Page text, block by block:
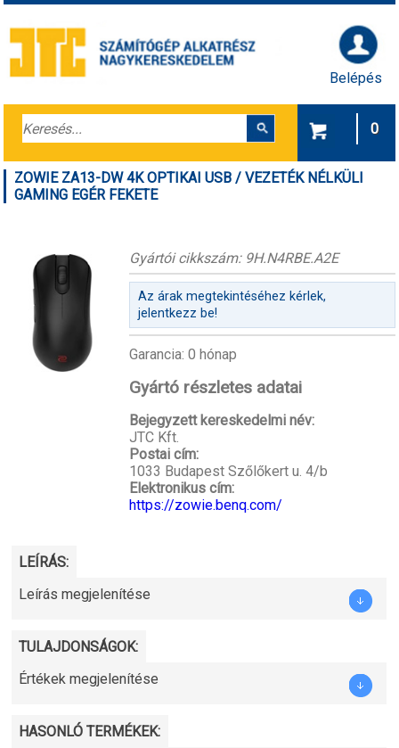
Belépés
0
ZOWIE ZA13-DW 4K OPTIKAI USB / VEZETÉK NÉLKÜLI
GAMING EGÉR FEKETE
Gyártói cikkszám: 9H.N4RBE.A2E
Az árak megtekintéséhez kérlek,
jelentkezz be!
Garancia: 0 hónap
Gyártó részletes adatai
Bejegyzett kereskedelmi név:
JTC Kft.
Postai cím:
1033 Budapest Szőlőkert u. 4/b
Elektronikus cím:
https://zowie.benq.com/
LEÍRÁS:
Leírás megjelenítése
TULAJDONSÁGOK:
Értékek megjelenítése
HASONLÓ TERMÉKEK: